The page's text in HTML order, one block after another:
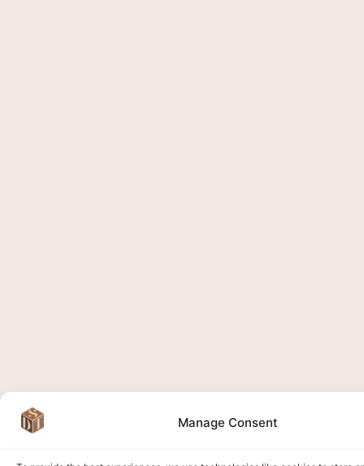
Manage Consent